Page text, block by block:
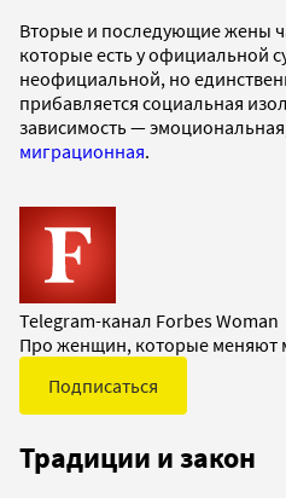
Вторые и последующие жены
которые есть у официальной
неофициальной, но
прибавляется социальная
зависимость —
миграционная.
Telegram-канал Forbes Woman
Про женщин, которые меняют
Подписаться
Традиции и закон